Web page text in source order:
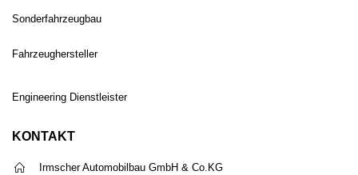
Sonderfahrzeugbau
Fahrzeughersteller
Engineering Dienstleister
KONTAKT
Irmscher Automobilbau GmbH & Co.KG